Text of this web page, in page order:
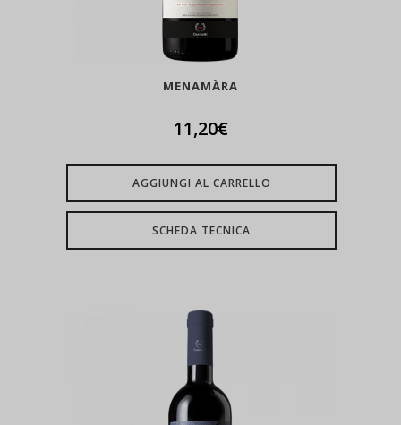
MENAMÀRA
11,20€
AGGIUNGI AL CARRELLO
SCHEDA TECNICA